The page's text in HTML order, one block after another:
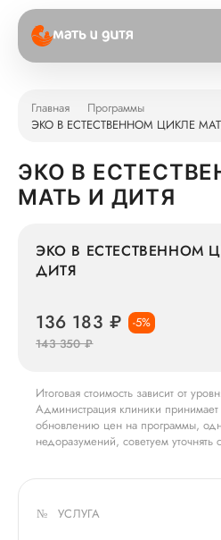
Главная
Программы
ЭКО В ЕСТЕСТВЕННОМ ЦИКЛЕ
ЭКО В
МАТЬ И ДИТЯ
№ УСЛУГА
ЭКО В ЕСТЕСТВЕННОМ
ДИТЯ
136 183 ₽
-5%
143 350 ₽
Итоговая стоимость зависит от
Администрация клиники
обновлению цен на программы,
недоразумений, советуем уточнять